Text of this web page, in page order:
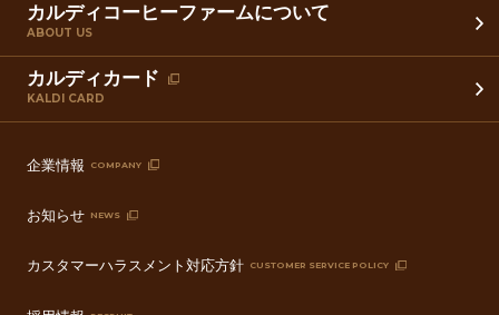
カルディコーヒーファームについて
ABOUT US
カルディカード
KALDI CARD
企業情報 COMPANY
お知らせ NEWS
カスタマーハラスメント対応方針 CUSTOMER SERVICE POLICY